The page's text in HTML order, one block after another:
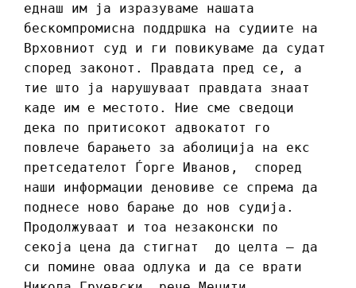
еднаш им ја изразуваме нашата
бескомпромисна поддршка на судиите на
Врховниот суд и ги повикуваме да судат
според законот. Правдата пред се, а
тие што ја нарушуваат правдата знаат
каде им е местото. Ние сме сведоци
дека по притисокот адвокатот го
повлече барањето за аболиција на екс
претседателот Ѓорге Иванов, според
наши информации деновиве се спрема да
поднесе ново барање до нов судија.
Продолжуваат и тоа незаконски по
секоја цена да стигнат до целта – да
си помине оваа одлука и да се врати